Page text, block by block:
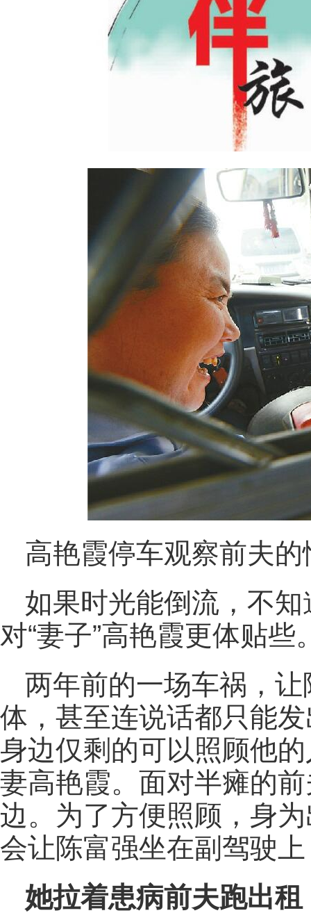
高艳霞停车观察前夫
如果时光能倒流，不
对“妻子”高艳霞更体贴些
两年前的一场车祸，
体，甚至连说话都只能
身边仅剩的可以照顾他
妻高艳霞。面对半瘫的
边。为了方便照顾，身
会让陈富强坐在副驾驶
她拉着患病前夫跑出租